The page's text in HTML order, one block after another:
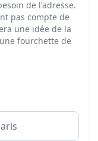
de l'adresse.
pas compte de
une idée de la
fourchette de